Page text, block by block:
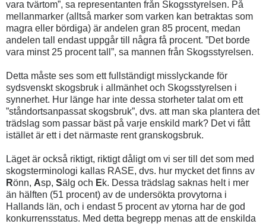
vara tvärtom”, sa representanten från Skogsstyrelsen. På
mellanmarker (alltså marker som varken kan betraktas som
magra eller bördiga) är andelen gran 85 procent, medan
andelen tall endast uppgår till några få procent. ”Det borde
vara minst 25 procent tall”, sa mannen från Skogsstyrelsen.
Detta måste ses som ett fullständigt misslyckande för
sydsvenskt skogsbruk i allmänhet och Skogsstyrelsen i
synnerhet. Hur länge har inte dessa storheter talat om ett
”ståndortsanpassat skogsbruk”, dvs. att man ska plantera det
trädslag som passar bäst på varje enskild mark? Det vi fått
istället är ett i det närmaste rent granskogsbruk.
Läget är också riktigt, riktigt dåligt om vi ser till det som med
skogsterminologi kallas RASE, dvs. hur mycket det finns av
Rönn, Asp, Sälg och Ek. Dessa trädslag saknas helt i mer
än hälften (51 procent) av de undersökta provytorna i
Hallands län, och i endast 5 procent av ytorna har de god
konkurrensstatus. Med detta begrepp menas att de enskilda